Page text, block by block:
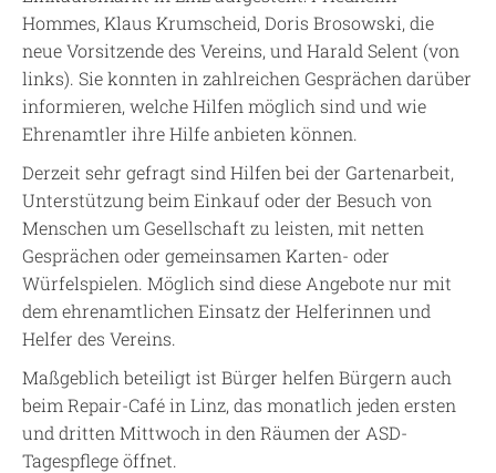
Hommes, Klaus Krumscheid, Doris Brosowski, die
neue Vorsitzende des Vereins, und Harald Selent (von
links). Sie konnten in zahlreichen Gesprächen darüber
informieren, welche Hilfen möglich sind und wie
Ehrenamtler ihre Hilfe anbieten können.
Derzeit sehr gefragt sind Hilfen bei der Gartenarbeit,
Unterstützung beim Einkauf oder der Besuch von
Menschen um Gesellschaft zu leisten, mit netten
Gesprächen oder gemeinsamen Karten- oder
Würfelspielen. Möglich sind diese Angebote nur mit
dem ehrenamtlichen Einsatz der Helferinnen und
Helfer des Vereins.
Maßgeblich beteiligt ist Bürger helfen Bürgern auch
beim Repair-Café in Linz, das monatlich jeden ersten
und dritten Mittwoch in den Räumen der ASD-
Tagespflege öffnet.